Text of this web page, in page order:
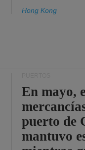
Hong Kong
En mayo,
puerto de
mantuvo